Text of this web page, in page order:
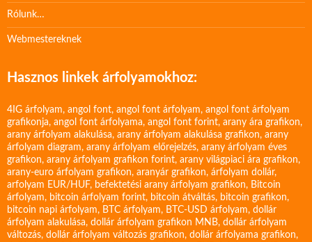
Rólunk…
Webmestereknek
Hasznos linkek árfolyamokhoz:
4IG árfolyam, angol font, angol font árfolyam, angol font árfolyam
grafikonja, angol font árfolyama, angol font forint, arany ára grafikon,
arany árfolyam alakulása, arany árfolyam alakulása grafikon, arany
árfolyam diagram, arany árfolyam előrejelzés, arany árfolyam éves
grafikon, arany árfolyam grafikon forint, arany világpiaci ára grafikon,
arany-euro árfolyam grafikon, aranyár grafikon, árfolyam dollár,
arfolyam EUR/HUF, befektetési arany árfolyam grafikon, Bitcoin
árfolyam, bitcoin árfolyam forint, bitcoin átváltás, bitcoin grafikon,
bitcoin napi árfolyam, BTC árfolyam, BTC-USD árfolyam, dollár
árfolyam alakulása, dollár árfolyam grafikon MNB, dollár árfolyam
változás, dollár árfolyam változás grafikon, dollár árfolyama grafikon,